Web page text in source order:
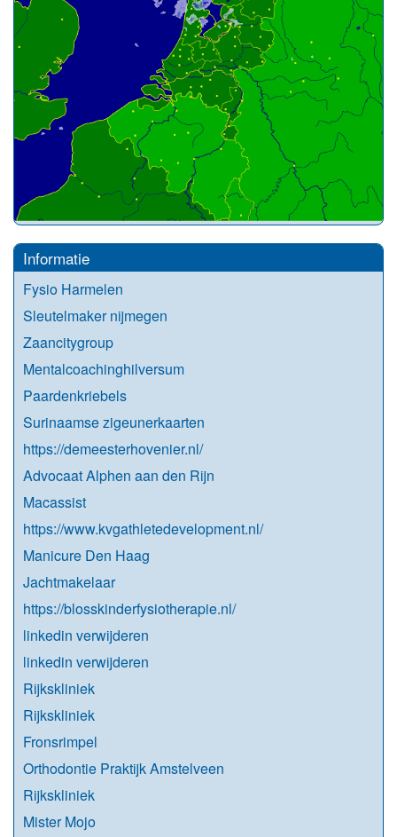
Informatie
Fysio Harmelen
Sleutelmaker nijmegen
Zaancitygroup
Mentalcoachinghilversum
Paardenkriebels
Surinaamse zigeunerkaarten
https://demeesterhovenier.nl/
Advocaat Alphen aan den Rijn
Macassist
https://www.kvgathletedevelopment.nl/
Manicure Den Haag
Jachtmakelaar
https://blosskinderfysiotherapie.nl/
linkedin verwijderen
linkedin verwijderen
Rijkskliniek
Rijkskliniek
Fronsrimpel
Orthodontie Praktijk Amstelveen
Rijkskliniek
Mister Mojo